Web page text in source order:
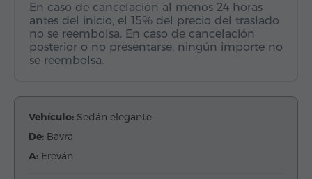
En caso de cancelación al menos 24 horas
antes del inicio, el 15% del precio del traslado
no se reembolsa. En caso de cancelación
posterior o no presentarse, ningún importe no
se reembolsa.
Vehículo: Sedán elegante
De: Bavra
A: Ereván